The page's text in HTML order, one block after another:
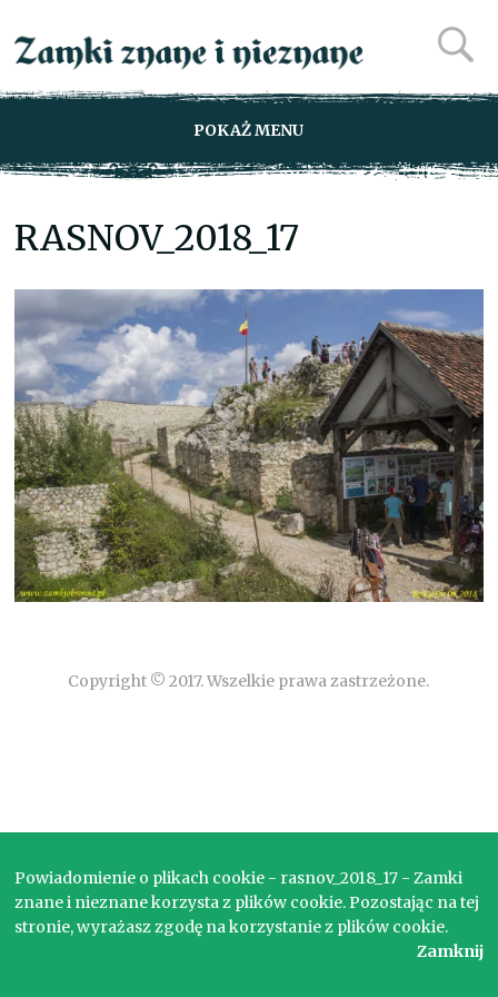
POKAŻ MENU
RASNOV_2018_17
Copyright © 2017. Wszelkie prawa zastrzeżone.
Powiadomienie o plikach cookie - rasnov_2018_17 - Zamki
znane i nieznane korzysta z plików cookie. Pozostając na tej
stronie, wyrażasz zgodę na korzystanie z plików cookie.
Zamknij